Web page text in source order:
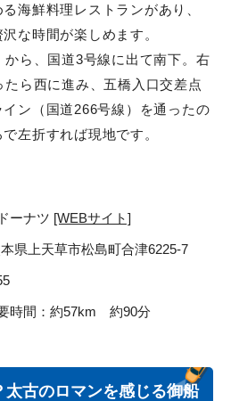
海鮮料理レストランがあり、
な時間が楽しめます。
ら、国道3号線に出て南下。右
ら西に進み、五橋入口交差点
ン（国道266号線）を通ったの
左折すれば現地です。
ーナツ [WEBサイト]
県上天草市松島町合津6225-7
時間：約57km 約90分
古のロマンを感じる御船